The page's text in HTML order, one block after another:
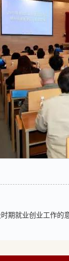
期就业创业工作的